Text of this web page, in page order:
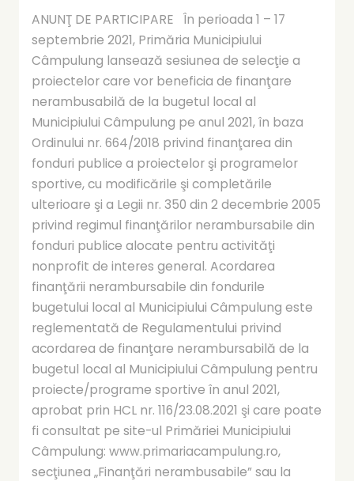
ANUNŢ DE PARTICIPARE În perioada 1 – 17
septembrie 2021, Primăria Municipiului
Câmpulung lansează sesiunea de selecţie a
proiectelor care vor beneficia de finanţare
nerambusabilă de la bugetul local al
Municipiului Câmpulung pe anul 2021, în baza
Ordinului nr. 664/2018 privind finanţarea din
fonduri publice a proiectelor şi programelor
sportive, cu modificările şi completările
ulterioare şi a Legii nr. 350 din 2 decembrie 2005
privind regimul finanţărilor nerambursabile din
fonduri publice alocate pentru activităţi
nonprofit de interes general. Acordarea
finanţării nerambursabile din fondurile
bugetului local al Municipiului Câmpulung este
reglementată de Regulamentului privind
acordarea de finanţare nerambursabilă de la
bugetul local al Municipiului Câmpulung pentru
proiecte/programe sportive în anul 2021,
aprobat prin HCL nr. 116/23.08.2021 şi care poate
fi consultat pe site-ul Primăriei Municipiului
Câmpulung: www.primariacampulung.ro,
secţiunea „Finanţări nerambusabile” sau la